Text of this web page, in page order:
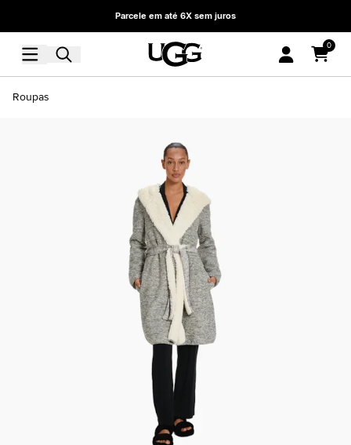
Parcele em até 6X sem juros
0
Roupas